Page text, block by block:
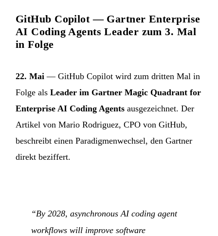
GitHub Copilot — Gartner Enterprise
AI Coding Agents Leader zum 3. Mal
in Folge
22. Mai — GitHub Copilot wird zum dritten Mal in
Folge als Leader im Gartner Magic Quadrant for
Enterprise AI Coding Agents ausgezeichnet. Der
Artikel von Mario Rodriguez, CPO von GitHub,
beschreibt einen Paradigmenwechsel, den Gartner
direkt beziffert.
“By 2028, asynchronous AI coding agent
workflows will improve software